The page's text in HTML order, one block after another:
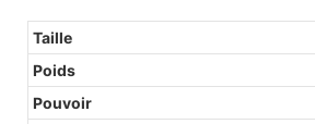
Taille
Poids
Pouvoir